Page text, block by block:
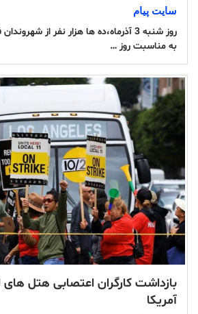
سایت پیام
روز شنبه 3 آذرماه،ده ها هزار نفر از
به مناسبت روز …
بازداشت کارگران اعتصابی هتل
آمریکا